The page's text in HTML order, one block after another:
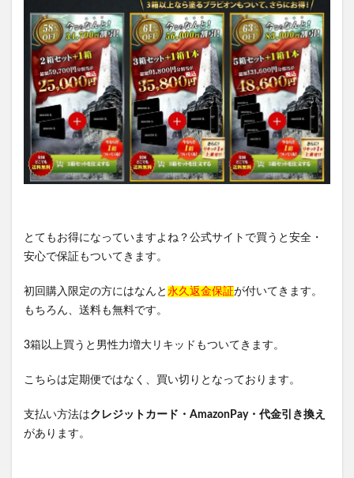
とてもお得になっていますよね？公式サイトで買うと安全・
安心で保証もついてきます。
初回購入限定の方にはなんと 永久返金保証が付いてきます。
もちろん、送料も無料です。
3箱以上買うと男性力増大リキッドもついてきます。
こちらは定期便ではなく、買い切りとなっております。
支払い方法はクレジットカード・AmazonPay・代金引き換え
があります。